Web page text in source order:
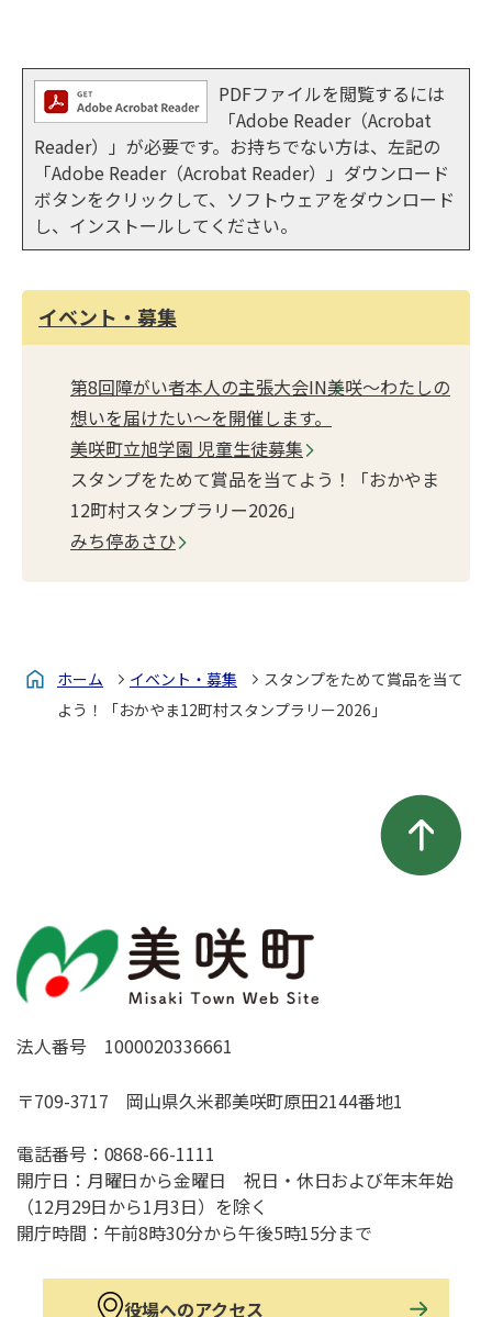
PDFファイルを閲覧するには
「Adobe Reader（Acrobat
Reader）」が必要です。お持ちでない方は、左記の
「Adobe Reader（Acrobat Reader）」ダウンロード
ボタンをクリックして、ソフトウェアをダウンロード
し、インストールしてください。
イベント・募集
第8回障がい者本人の主張大会IN美咲～わたしの
想いを届けたい～を開催します。
美咲町立旭学園 児童生徒募集
スタンプをためて賞品を当てよう！「おかやま
12町村スタンプラリー2026」
みち停あさひ
ホーム イベント・募集
スタンプをためて賞品を当て
よう！「おかやま12町村スタンプラリー2026」
法人番号 1000020336661
〒709-3717 岡山県久米郡美咲町原田2144番地1
電話番号： 0868-66-1111
開庁日：月曜日から金曜日 祝日・休日および年末年始
（12月29日から1月3日）を除く
開庁時間：午前8時30分から午後5時15分まで
役場へのアクセス